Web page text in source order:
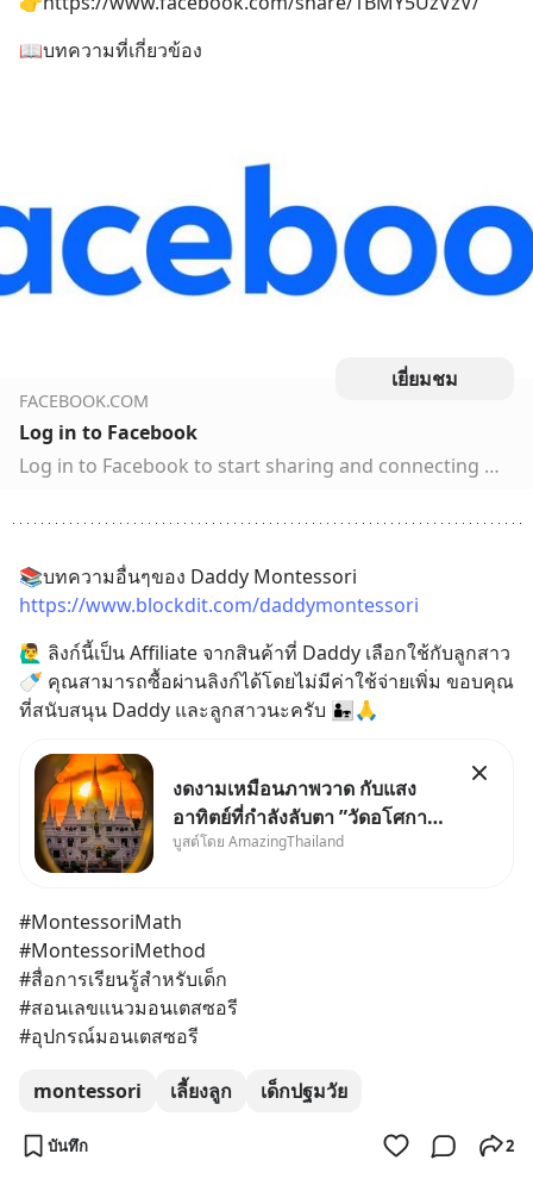
📖บทความที่เกี่ยวข้อง
เยี่ยมชม
FACEBOOK.COM
Log in to Facebook
Log in to Facebook to start sharing and connecting with your friends, family and people you know.
📚บทความอื่นๆของ Daddy Montessori
https://www.blockdit.com/daddymontessori
🙋‍♂️ ลิงก์นี้เป็น Affiliate จากสินค้าที่ Daddy เลือกใช้กับลูกสาว
🍼 คุณสามารถซื้อผ่านลิงก์ได้โดยไม่มีค่าใช้จ่ายเพิ่ม ขอบคุณ
ที่สนับสนุน Daddy และลูกสาวนะครับ 👨‍👧🙏
งดงามเหมือนภาพวาด กับแสง
อาทิตย์ที่กำลังลับตา ”วัดอโศกา
ราม” จ.สมุทรปราการ
บูสต์โดย AmazingThailand
#MontessoriMath
#MontessoriMethod
#สื่อการเรียนรู้สำหรับเด็ก
#สอนเลขแนวมอนเตสซอรี
#อุปกรณ์มอนเตสซอรี
montessori เลี้ยงลูก เด็กปฐมวัย
บันทึก 2